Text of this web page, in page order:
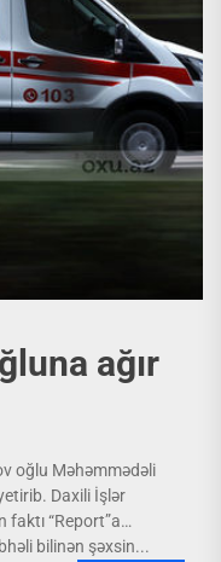
ağır
oğlu Məhəmmədəli
Daxili İşlər
“Report”a
bilinən şəxsin...